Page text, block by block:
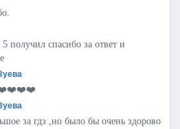
получил спасибо за ответ и
за гдз ,но было бы очень здорово